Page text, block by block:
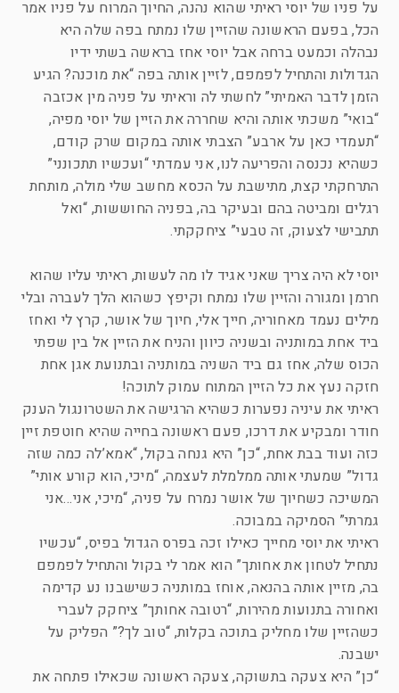
על פניו של יוסי ראיתי שהוא נהנה, החיוך המרוח על פניו אמר
הכל, בפעם הראשונה שהזיין שלו נמתח בפה שלה היא
נבהלה וכמעט ברחה אבל יוסי אחז בראשה בשתי ידיו
הגדולות והתחיל לפמפם, לזיין אותה בפה “את מוכנה? הגיע
הזמן לדבר האמיתי” לחשתי לה וראיתי על פניה מין אכזבה
“בואי” משכתי אותה והיא שחררה את הזיין של יוסי מפיה,
“תעמדי כאן על ארבע” הצבתי אותה במקום שרק קודם,
כשהיא נכנסה והפריעה לנו, אני עמדתי “ועכשיו תתכונני”
התרחקתי קצת, מתישבת על הכסא מחשב שלי מולה, מותחת
רגלים ומביטה בהם ובעיקר בה, בפניה החוששות, “ואל
תתבישי לצעוק, זה טבעי” ציחקקתי.
יוסי לא היה צריך שאני אגיד לו מה לעשות, ראיתי עליו שהוא
חרמן ומגורה והזיין שלו נמתח וקיפץ כשהוא הלך לעברה ובלי
מילים נעמד מאחוריה, חייך אלי, חיוך של אושר, קרץ לי ואחז
ביד אחת במותניה ובשניה כיוון והניח את הזיין אל בין שפתי
הכוס שלה, אחז גם ביד השניה במותניה ובתנועת אגן אחת
חזקה נעץ את כל הזיין המתוח עמוק לתוכה!
ראיתי את עיניה נפערות כשהיא הרגישה את השטרונגול הענק
חודר ומבקיע את דרכו, פעם ראשונה בחייה שהיא חוטפת זיין
כזה ועוד בבת אחת, “כן” היא גנחה בקול, “אמא’לה כמה שזה
גדול” שמעתי אותה ממלמלת לעצמה, “מיכי, הוא קורע אותי”
המשיכה כשחיוך של אושר נמרח על פניה, “מיכי, אני…אני
גמרתי” הסמיקה במבוכה.
ראיתי את יוסי מחייך כאילו זכה בפרס הגדול בפיס, “עכשיו
נתחיל לטחון את אחותך” הוא אמר לי בקול והתחיל לפמפם
בה, מזיין אותה בהנאה, אוחז במותניה כשישבנו נע קדימה
ואחורה בתנועות מהירות, “רטובה אחותך” ציחקק לעברי
כשהזיין שלו מחליק בתוכה בקלות, “טוב לך?” הפליק על
ישבנה.
“כן” היא צעקה בתשוקה, צעקה ראשונה שכאילו פתחה את